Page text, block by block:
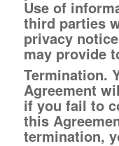
Use of
third parties
privacy
may provide
Termination.
Agreement
if you fail to
this
termination,